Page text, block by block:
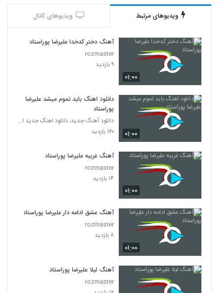
ویدیوهای مرتبط ویدیوهای کانال
۰۱:۰۰
آهنگ دختر کدخدا علیرضا پوراستاد
rozmaster
۹ بازدید
۰۱:۰۰
دانلود اهنگ باید تموم میشد علیرضا
پوراستاد
دانلود آهنگ جدید، دانلود اهنگ جدید ایرانی
۱۶۰ بازدید
۰۱:۰۰
آهنگ غریبه علیرضا پوراستاد
rozmaster
۱۴ بازدید
۰۱:۰۰
آهنگ عشق ادامه دار علیرضا پوراستاد
rozmaster
۸ بازدید
آهنگ لیلا علیرضا پوراستاد
rozmaster